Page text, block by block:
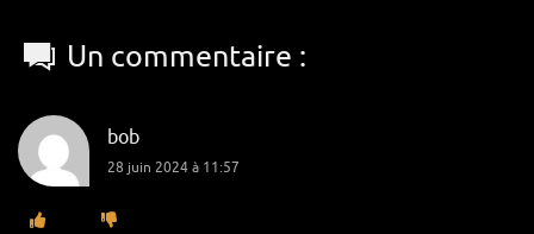
Un commentaire :
bob
28 juin 2024 à 11:57